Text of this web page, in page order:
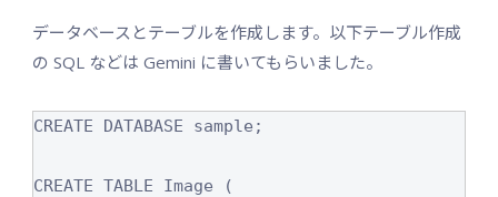
データベースとテーブルを作成します。以下テーブル作成
の SQL などは Gemini に書いてもらいました。
CREATE DATABASE sample;
CREATE TABLE Image (